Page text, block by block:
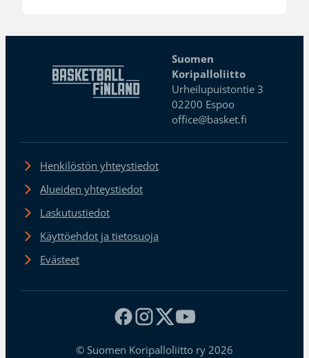
Suomen
Koripalloliitto
Urheilupuistontie 3
02200 Espoo
office@basket.fi
Henkilöstön yhteystiedot
Alueiden yhteystiedot
Laskutustiedot
Käyttöehdot ja tietosuoja
Evästeet
© Suomen Koripalloliitto ry 2026